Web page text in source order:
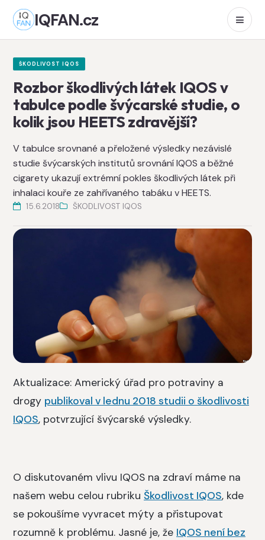
IQFAN.cz
ŠKODLIVOST IQOS
Rozbor škodlivých látek IQOS v
tabulce podle švýcarské studie, o
kolik jsou HEETS zdravější?
V tabulce srovnané a přeložené výsledky nezávislé
studie švýcarských institutů srovnání IQOS a běžné
cigarety ukazují extrémní pokles škodlivých látek při
inhalaci kouře ze zahřívaného tabáku v HEETS.
15.6.2018 ŠKODLIVOST IQOS
Aktualizace: Americký úřad pro potraviny a
drogy publikoval v lednu 2018 studii o škodlivosti
IQOS, potvrzující švýcarské výsledky.
O diskutovaném vlivu IQOS na zdraví máme na
našem webu celou rubriku Škodlivost IQOS, kde
se pokoušíme vyvracet mýty a přistupovat
rozumně k problému. Jasné je, že IQOS není bez